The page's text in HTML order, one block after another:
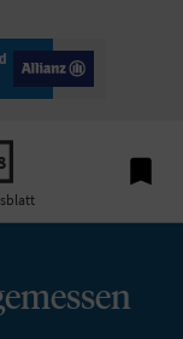
